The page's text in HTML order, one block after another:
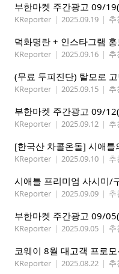
부한마켓 주간광고 09/
KReporter | 2025.09.19 | 추
덕화명란 + 인스타그램
KReporter | 2025.09.16 | 추
(무료 두피진단) 탈모로
KReporter | 2025.09.15 | 추
부한마켓 주간광고 09/
KReporter | 2025.09.12 | 추
KReporter | 2025.09.10 | 추
KReporter | 2025.09.09 | 추
부한마켓 주간광고 09/
KReporter | 2025.09.05 | 추
코웨이 8월 대고객 프로
KReporter | 2025.08.22 | 추